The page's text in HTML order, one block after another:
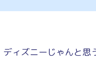
ィズニーじゃんと思